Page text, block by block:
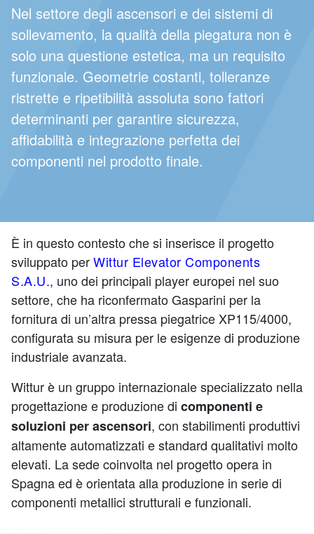
Nel settore degli ascensori e dei sistemi di
sollevamento, la qualità della piegatura non è
solo una questione estetica, ma un requisito
funzionale. Geometrie costanti, tolleranze
ristrette e ripetibilità assoluta sono fattori
determinanti per garantire sicurezza,
affidabilità e integrazione perfetta dei
componenti nel prodotto finale.
È in questo contesto che si inserisce il progetto
sviluppato perWittur Elevator Components
S.A.U., uno dei principali player europei nel suo
settore, che ha riconfermato Gasparini per la
fornitura di un’altra pressa piegatrice XP115/4000,
configurata su misura per le esigenze di produzione
industriale avanzata.
Wittur è un gruppo internazionale specializzato nella
progettazione e produzione di componenti e
soluzioni per ascensori, con stabilimenti produttivi
altamente automatizzati e standard qualitativi molto
elevati. La sede coinvolta nel progetto opera in
Spagna ed è orientata alla produzione in serie di
componenti metallici strutturali e funzionali.